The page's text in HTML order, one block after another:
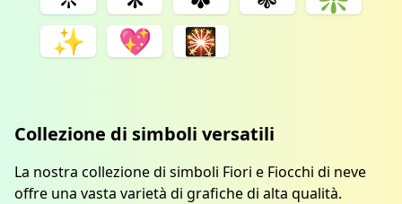
✨
💖 🎇
Collezione di simboli versatili
La nostra collezione di simboli Fiori e Fiocchi di neve
offre una vasta varietà di grafiche di alta qualità.